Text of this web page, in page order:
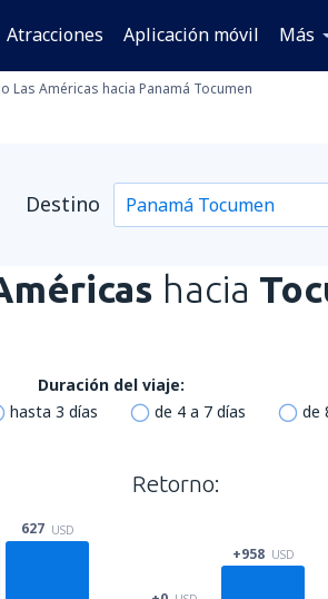
Atracciones Aplicación móvil Más
Las Américas hacia Panamá Tocumen
Destino
hacia
Duración del viaje:
hasta 3 días de 4 a 7 días de
627 USD
Retorno:
+958 USD